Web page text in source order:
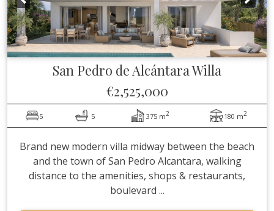
San Pedro de AlcántaraWilla
€2,525,000
5 5 375 m2 180 m2
Brand new modern villa midway between the beach
and the town of San Pedro Alcantara, walking
distance to the amenities, shops & restaurants,
boulevard ...